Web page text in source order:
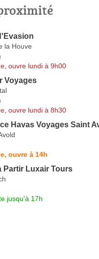
la Houve
ouvre lundi à 9h00
Voyages
ouvre lundi à 8h30
Havas Voyages Saint
ouvre à 14h
Partir Luxair Tours
jusqu'à 17h